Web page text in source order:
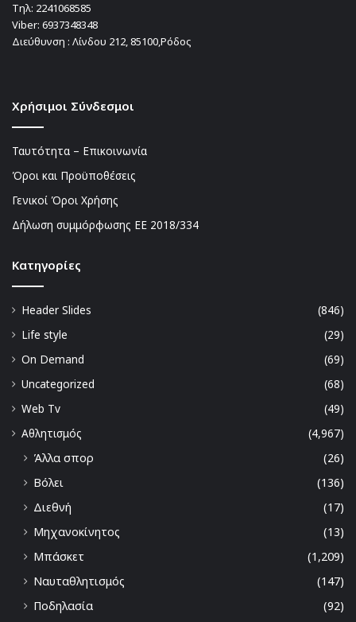
Τηλ: 2241068585
Viber: 6937348348
Διεύθυνση : Λίνδου 212, 85100,Ρόδος
Χρήσιμοι Σύνδεσμοι
Ταυτότητα – Επικοινωνία
Όροι και Προϋποθέσεις
Γενικοί Όροι Χρήσης
Δήλωση συμμόρφωσης ΕΕ 2018/334
Kατηγορίες
Header Slides
(846)
Life style
(29)
On Demand
(69)
Uncategorized
(68)
Web Tv
(49)
Αθλητισμός
(4,967)
Άλλα σπορ
(26)
Βόλει
(136)
Διεθνή
(17)
Μηχανοκίνητος
(13)
Μπάσκετ
(1,209)
Ναυταθλητισμός
(147)
Ποδηλασία
(92)